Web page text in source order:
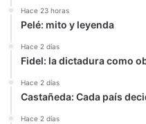
Hace 23 horas
Pelé: mito y leyenda
Hace 2 días
Fidel: la dictadura como
Hace 2 días
Castañeda: Cada país
Hace 2 días